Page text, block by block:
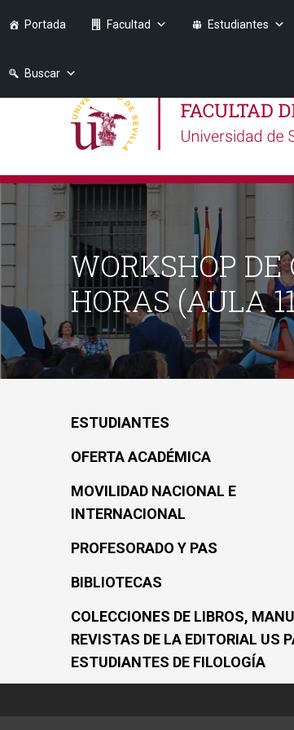
Portada Facultad Estudiantes
Buscar
WORKSHOP DE
HORAS (AULA
ESTUDIANTES
OFERTA ACADÉMICA
MOVILIDAD NACIONAL E
INTERNACIONAL
PROFESORADO Y PAS
BIBLIOTECAS
COLECCIONES DE LIBROS,
REVISTAS DE LA EDITORIAL US
ESTUDIANTES DE FILOLOGÍA